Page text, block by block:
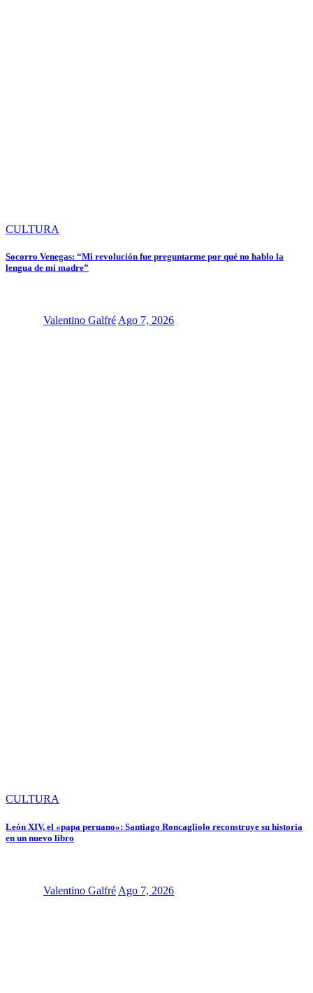
CULTURA
Socorro Venegas: “Mi revolución fue preguntarme por qué no hablo la
lengua de mi madre”
Valentino GalfréAgo 7, 2026
CULTURA
León XIV, el «papa peruano»: Santiago Roncagliolo reconstruye su historia
en un nuevo libro
Valentino Galfré Ago 7, 2026